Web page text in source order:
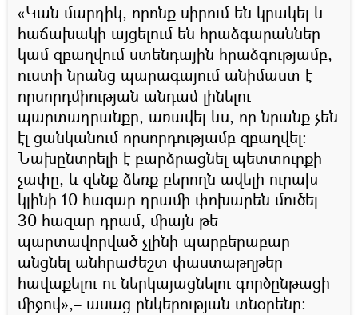
«Կան մարդիկ, որոնք սիրում են կրակել և
հաճախակի այցելում են հրաձգարաններ
կամ զբաղվում ստենդային հրաձգությամբ,
ուստի նրանց պարագայում անիմաստ է
որսորդմիության անդամ լինելու
պարտադրանքը, առավել ևս, որ նրանք չեն
էլ ցանկանում որսորդությամբ զբաղվել։
Նախընտրելի է բարձրացնել պետտուրքի
չափը, և զենք ձեռք բերողն ավելի ուրախ
կլինի 10 հազար դրամի փոխարեն մուծել
30 հազար դրամ, միայն թե
պարտավորված չլինի պարբերաբար
անցնել անհրաժեշտ փաստաթղթեր
հավաքելու ու ներկայացնելու գործընթացի
միջով»,– ասաց ընկերության տնօրենը։